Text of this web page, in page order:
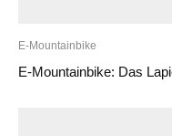
E-Mountainbike
E-Mountainbike: Das